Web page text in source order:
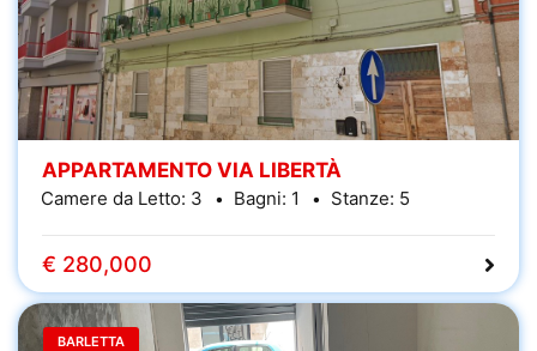
APPARTAMENTO VIA LIBERTÀ
Camere da Letto: 3 Bagni: 1 Stanze: 5
€ 280,000
BARLETTA